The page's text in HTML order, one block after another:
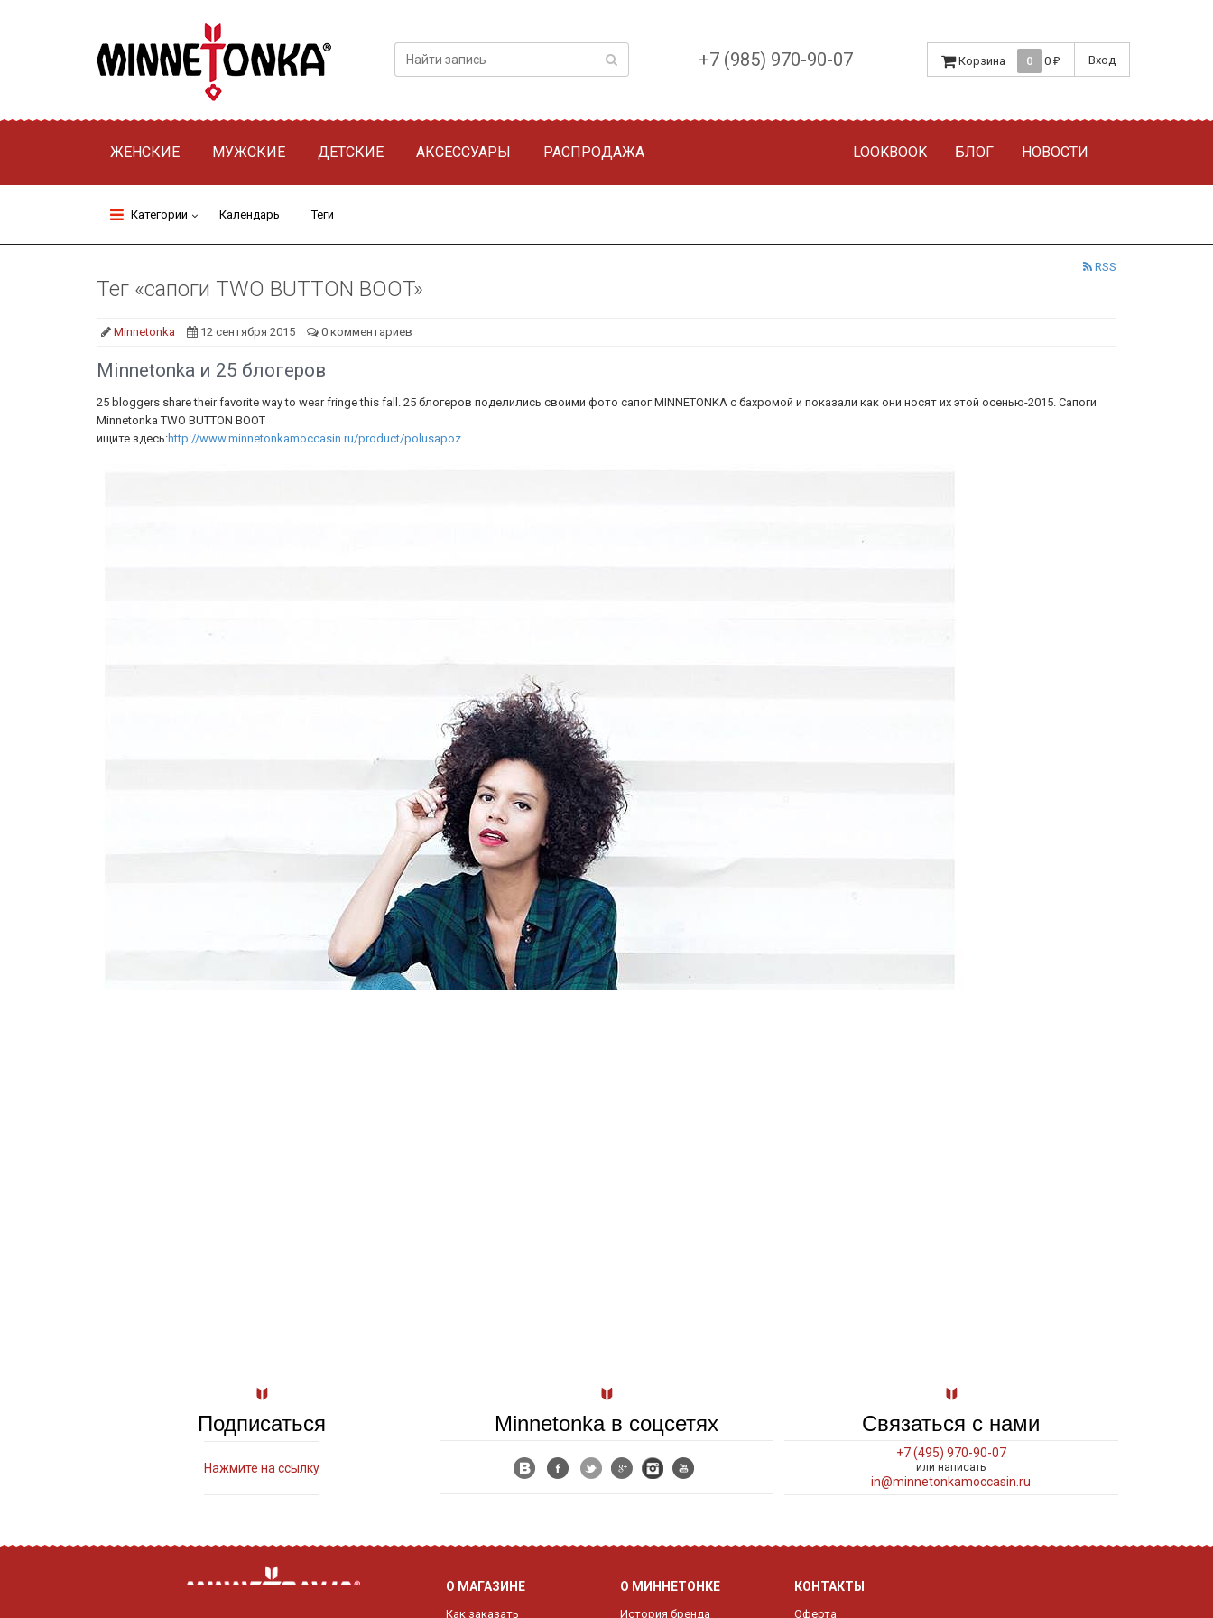
+7 (985) 970-90-07 Корзина 0 0 ₽ Вход
ЖЕНСКИЕ МУЖСКИЕ ДЕТСКИЕ АКСЕССУАРЫ РАСПРОДАЖА LOOKBOOK БЛОГ НОВОСТИ
Категории Календарь Теги
RSS
Тег «сапоги TWO BUTTON BOOT​»
Minnetonka 12 сентября 2015 0 комментариев
Minnetonka и 25 блогеров
25 bloggers share their favorite way to wear fringe this fall. 25 блогеров поделились своими фото сапог MINNETONKA с бахромой и показали как они носят их этой осенью-2015. Сапоги
Minnetonka TWO BUTTON BOOT
ищите здесь:http://www.minnetonkamoccasin.ru/product/polusapoz...
Подписаться
Нажмите на ссылку
Minnetonka в соцсетях Связаться с нами
+7 (495) 970-90-07
или написать
in@minnetonkamoccasin.ru
О МАГАЗИНЕ
Как заказать
О МИННЕТОНКЕ
История бренда
КОНТАКТЫ
Оферта